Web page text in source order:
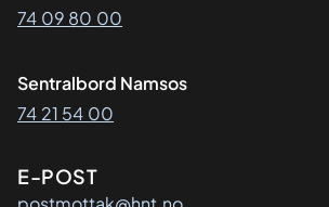
74 09 80 00
Sentralbord Namsos
74 21 54 00
E-POST